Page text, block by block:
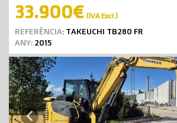
33.900€ (IVA Excl.)
REFERÈNCIA: TAKEUCHI TB280 FR
ANY: 2015
Previous